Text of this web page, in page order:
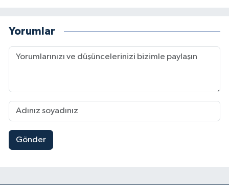
Yorumlar
Gönder